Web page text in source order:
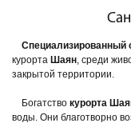
Специализированный
курорта Шаян, среди
закрытой территории.
Богатство курорта
воды. Они благотворно